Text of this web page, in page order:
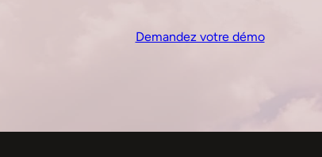
Demandez votre démo